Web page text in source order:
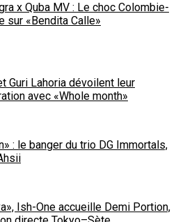
x Quba MV : Le choc Colombie-
sur «Bendita Calle»
Guri Lahoria dévoilent leur
avec «Whole month»
: le banger du trio DG Immortals,
Ish-One accueille Demi Portion,